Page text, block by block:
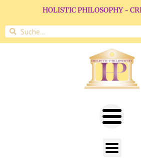
HOLISTIC PHILOSOPHY -